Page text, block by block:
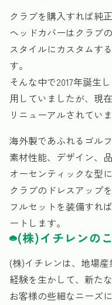
クラブを購入すれば純
ヘッドカバーはクラブ
スタイルにカスタムす
す。
そんな中で2017年誕生
用していましたが、現
リニューアルされていま
海外製であふれるゴル
素材性能、デザイン、
オーセンティックな型
クラブのドレスアップ
フルセットを装備すれ
ートします。
(株)イチレンの
(株)イチレンは、地場
経験を生かして、新た
お客様の些細なニーズ